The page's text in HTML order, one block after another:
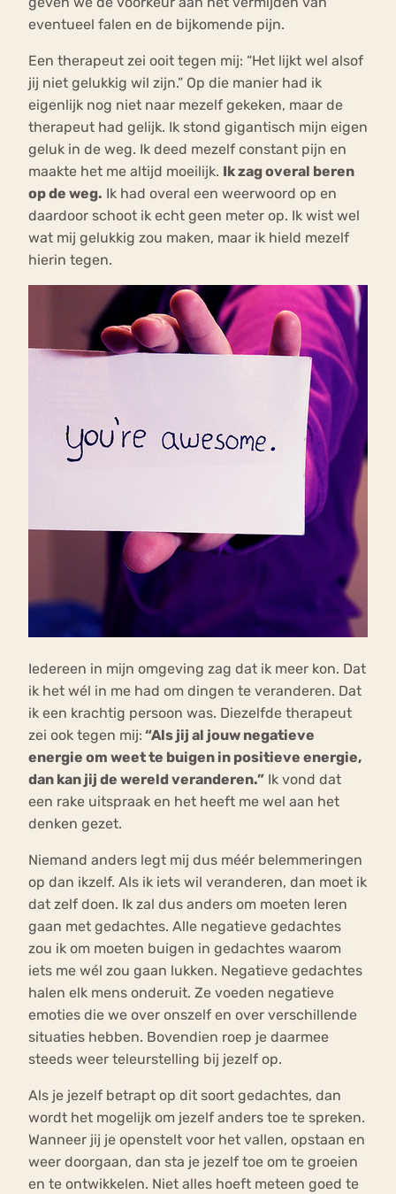
eventueel falen en de bijkomende pijn.
Een therapeut zei ooit tegen mij: “Het lijkt wel alsof
jij niet gelukkig wil zijn.” Op die manier had ik
eigenlijk nog niet naar mezelf gekeken, maar de
therapeut had gelijk. Ik stond gigantisch mijn eigen
geluk in de weg. Ik deed mezelf constant pijn en
maakte het me altijd moeilijk. Ik zag overal beren
op de weg. Ik had overal een weerwoord op en
daardoor schoot ik echt geen meter op. Ik wist wel
wat mij gelukkig zou maken, maar ik hield mezelf
hierin tegen.
Iedereen in mijn omgeving zag dat ik meer kon. Dat
ik het wél in me had om dingen te veranderen. Dat
ik een krachtig persoon was. Diezelfde therapeut
zei ook tegen mij: “Als jij al jouw negatieve
energie om weet te buigen in positieve energie,
dan kan jij de wereld veranderen.” Ik vond dat
een rake uitspraak en het heeft me wel aan het
denken gezet.
Niemand anders legt mij dus méér belemmeringen
op dan ikzelf. Als ik iets wil veranderen, dan moet ik
dat zelf doen. Ik zal dus anders om moeten leren
gaan met gedachtes. Alle negatieve gedachtes
zou ik om moeten buigen in gedachtes waarom
iets me wél zou gaan lukken. Negatieve gedachtes
halen elk mens onderuit. Ze voeden negatieve
emoties die we over onszelf en over verschillende
situaties hebben. Bovendien roep je daarmee
steeds weer teleurstelling bij jezelf op.
Als je jezelf betrapt op dit soort gedachtes, dan
wordt het mogelijk om jezelf anders toe te spreken.
Wanneer jij je openstelt voor het vallen, opstaan en
weer doorgaan, dan sta je jezelf toe om te groeien
en te ontwikkelen. Niet alles hoeft meteen goed te